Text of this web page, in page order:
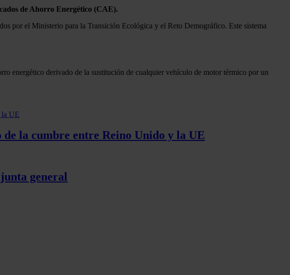
de Ahorro Energético (CAE).
por el Ministerio para la Transición Ecológica y el Reto Demográfico. Este sistema
energético derivado de la sustitución de cualquier vehículo de motor térmico por un
la cumbre entre Reino Unido y la UE
general